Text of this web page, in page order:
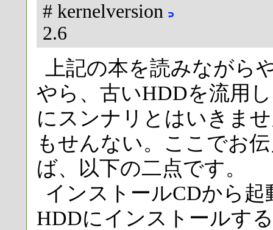
# kernelversion
2.6
上記の本を読みながら
やら、古いHDDを流用
にスンナリとはいきま
もせんない。ここでお
ば、以下の二点です。
インストールCDから
HDDにインストールす